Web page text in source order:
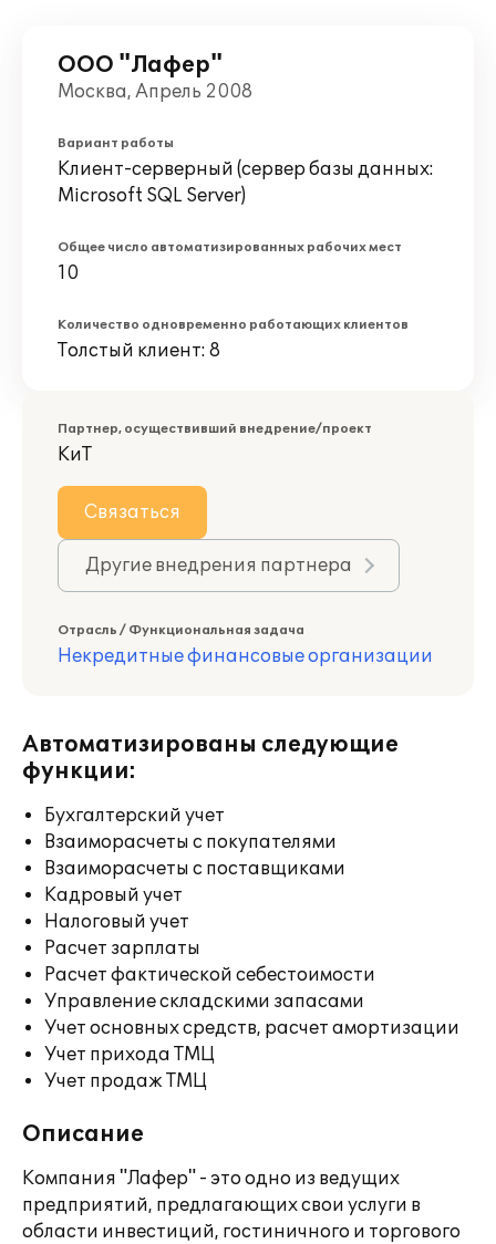
ООО "Лафер"
Москва, Апрель 2008
Вариант работы
Клиент-серверный (сервер базы данных:
Microsoft SQL Server)
Общее число автоматизированных рабочих мест
10
Количество одновременно работающих клиентов
Толстый клиент: 8
Партнер, осуществивший внедрение/проект
КиТ
Связаться
Другие внедрения партнера
Отрасль / Функциональная задача
Некредитные финансовые организации
Автоматизированы следующие
функции:
Бухгалтерский учет
Взаиморасчеты с покупателями
Взаиморасчеты с поставщиками
Кадровый учет
Налоговый учет
Расчет зарплаты
Расчет фактической себестоимости
Управление складскими запасами
Учет основных средств, расчет амортизации
Учет прихода ТМЦ
Учет продаж ТМЦ
Описание
Компания "Лафер" - это одно из ведущих
предприятий, предлагающих свои услуги в
области инвестиций, гостиничного и торгового